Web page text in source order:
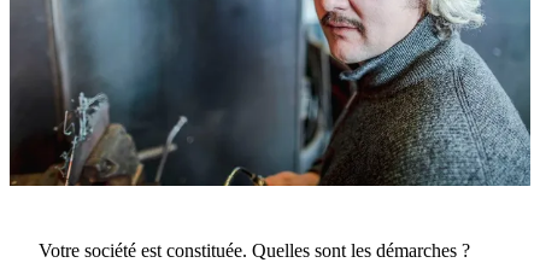
Votre société est constituée. Quelles sont les démarches ?